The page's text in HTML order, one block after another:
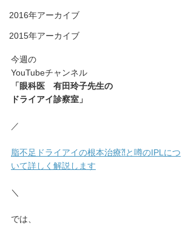
2016年アーカイブ
2015年アーカイブ
今週の
YouTubeチャンネル
「眼科医　有田玲子先生の
ドライアイ診察室」
／
脂不足ドライアイの根本治療⁈と噂のIPLにつ
いて詳しく解説します
＼
では、